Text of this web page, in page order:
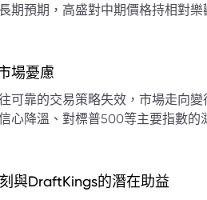
期預期，高盛對中期價格持相對樂
美國、巴西、圭亞那、委內瑞拉及
（每日500萬至600萬桶）因需求
110美元以上，極端情況下2027年
年底油價可能回落至每桶70美元
場憂慮
可靠的交易策略失效，市場走向
心降溫、對標普500等主要指數的
場震盪加劇將成為新常態。重點摘
與DraftKings的潛在助益